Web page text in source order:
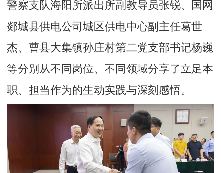
警察支队海阳所派出所副教导员张锐、国网
郯城县供电公司城区供电中心副主任葛世
杰、曹县大集镇孙庄村第二党支部书记杨巍
等分别从不同岗位、不同领域分享了立足本
职、担当作为的生动实践与深刻感悟。